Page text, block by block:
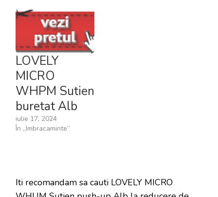
LOVELY
MICRO
WHPM Sutien
buretat Alb
iulie 17, 2024
În „Imbracaminte”
Iti recomandam sa cauti LOVELY MICRO